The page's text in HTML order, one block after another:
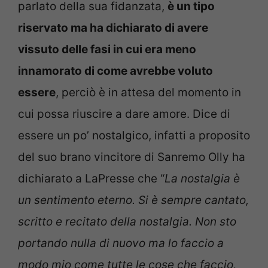
parlato della sua fidanzata, è un tipo
riservato ma ha dichiarato di avere
vissuto delle fasi in cui era meno
innamorato di come avrebbe voluto
essere, perciò è in attesa del momento in
cui possa riuscire a dare amore. Dice di
essere un po’ nostalgico, infatti a proposito
del suo brano vincitore di Sanremo Olly ha
dichiarato a LaPresse che “La nostalgia è
un sentimento eterno. Si è sempre cantato,
scritto e recitato della nostalgia. Non sto
portando nulla di nuovo ma lo faccio a
modo mio come tutte le cose che faccio,